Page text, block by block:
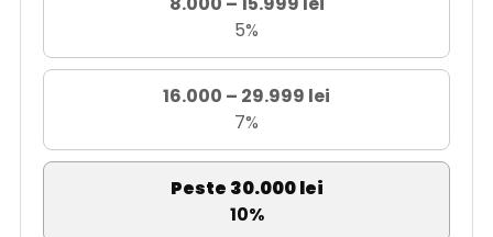
5%
16.000 – 29.999 lei
7%
Peste 30.000 lei
10%